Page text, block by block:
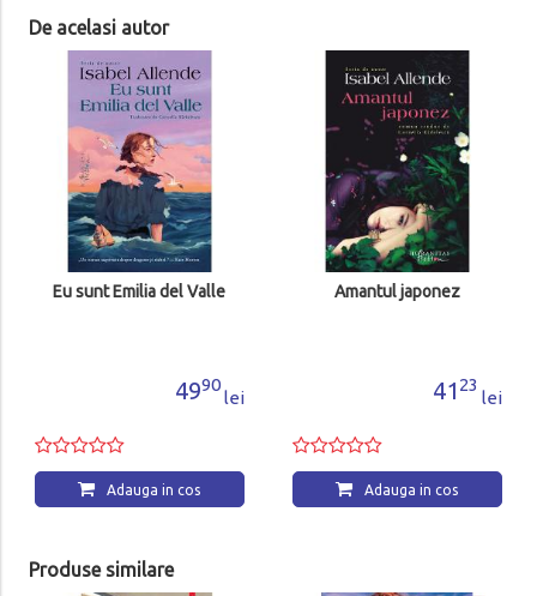
De acelasi autor
Eu sunt Emilia del Valle
4990
lei
Adauga in cos
Amantul japonez
41 23
lei
Adauga in cos
Produse similare